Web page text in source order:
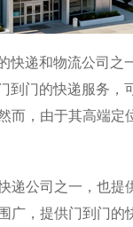
快递和物流公司之
到门的快递服务，
而，由于其高端定
递公司之一，也
广，提供门到门的